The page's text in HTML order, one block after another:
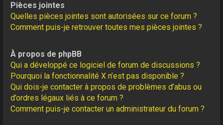
Pièces jointes
Quelles pièces jointes sont autorisées sur ce forum ?
Comment puis-je retrouver toutes mes pièces jointes ?
À propos de phpBB
Qui a développé ce logiciel de forum de discussions ?
Pourquoi la fonctionnalité X n’est pas disponible ?
Qui dois-je contacter à propos de problèmes d’abus ou
d’ordres légaux liés à ce forum ?
Comment puis-je contacter un administrateur du forum ?